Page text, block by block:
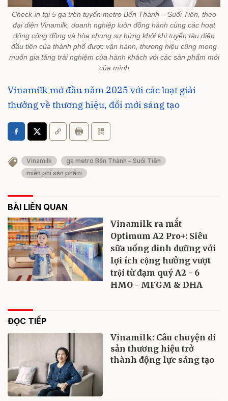
Check-in tại 5 ga trên tuyến metro Bến Thành – Suối Tiên, theo
đại diện Vinamilk, doanh nghiệp luôn đồng hành cùng các hoạt
động cộng đồng và hòa chung sự hứng khởi khi tuyến tàu điện
đầu tiên của thành phố được vận hành, thương hiệu cũng mong
muốn gia tăng trải nghiệm của hành khách với các sản phẩm mới
của mình
Vinamilk mở đầu năm 2025 với các loạt giải
thưởng về thương hiệu, đổi mới sáng tạo
Vinamilk
ga metro Bến Thành – Suối Tiên
miễn phí sản phẩm
BÀI LIÊN QUAN
Vinamilk ra mắt
Optimum A2 Pro+: Siêu
sữa uống dinh dưỡng với
lợi ích cộng hưởng vượt
trội từ đạm quý A2 - 6
HMO - MFGM & DHA
ĐỌC TIẾP
Vinamilk: Câu chuyện di
sản thương hiệu trở
thành động lực sáng tạo